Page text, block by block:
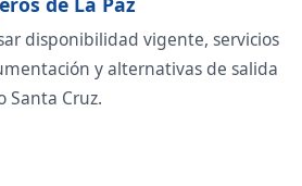
disponibilidad vigente, servicios
y alternativas de salida
Santa Cruz.